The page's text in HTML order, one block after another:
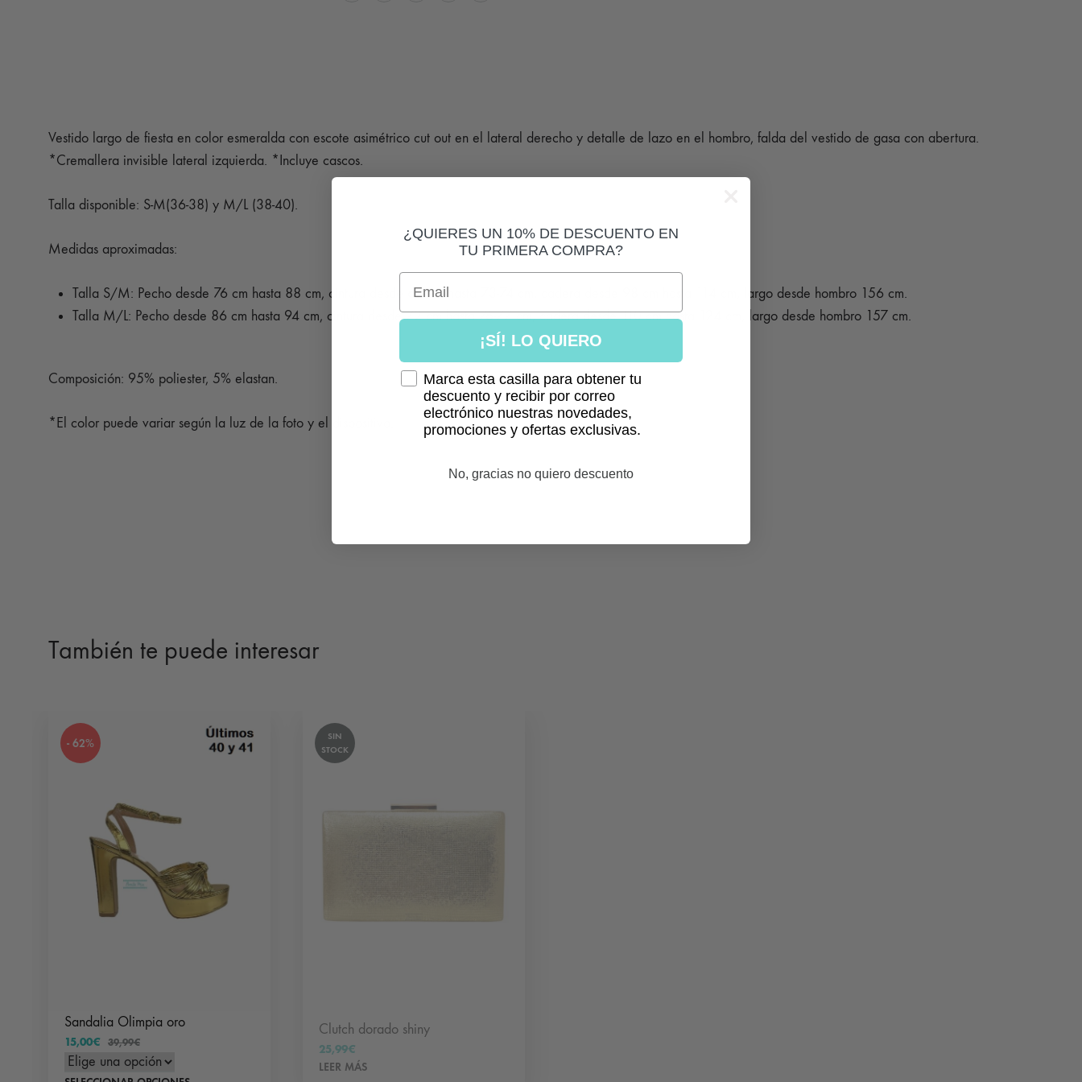
Vestido largo de fiesta en color esmeralda con escote asimétrico cut out en el lateral derecho y detalle de lazo en el hombro, falda del vestido de gasa con abertura.
*Cremallera invisible lateral izquierda. *Incluye cascos.
Talla disponible: S-M(36-38) y M/L (38-40).
Medidas aproximadas:
Talla S/M: Pecho desde 76 cm hasta 88 cm, cintura desde 68 cm hasta 73-74 cm, cadera desde 98 cm hasta 114 cm, largo desde hombro 156 cm.
Talla M/L: Pecho desde 86 cm hasta 94 cm, cintura desde 72 cm hasta 76-77 cm, cadera desde 110 cm hasta 124 cm, largo desde hombro 157 cm.
Composición: 95% poliester, 5% elastan.
*El color puede variar según la luz de la foto y el dispositivo.
También te puede interesar
- 62%
Sandalia Olimpia oro
15,00€ 39,99€
SIN
STOCK
Clutch dorado shiny
25,99€
LEER MÁS
¿QUIERES UN 10% DE DESCUENTO EN
TU PRIMERA COMPRA?
Email
¡SÍ! LO QUIERO
Marca esta casilla para obtener tu
descuento y recibir por correo
electrónico nuestras novedades,
promociones y ofertas exclusivas.
No, gracias no quiero descuento